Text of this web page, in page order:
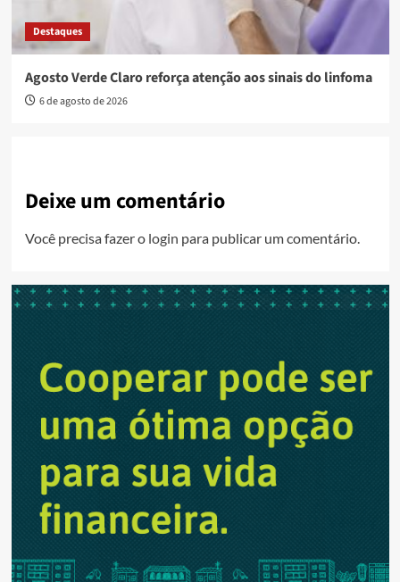
Destaques
Agosto Verde Claro reforça atenção aos sinais do linfoma
6 de agosto de 2026
Deixe um comentário
Você precisa fazer o login para publicar um comentário.